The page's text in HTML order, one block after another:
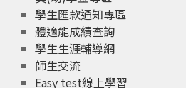
學生匯款通知專區
體適能成績查詢
學生生涯輔導網
師生交流
Easy test線上學習